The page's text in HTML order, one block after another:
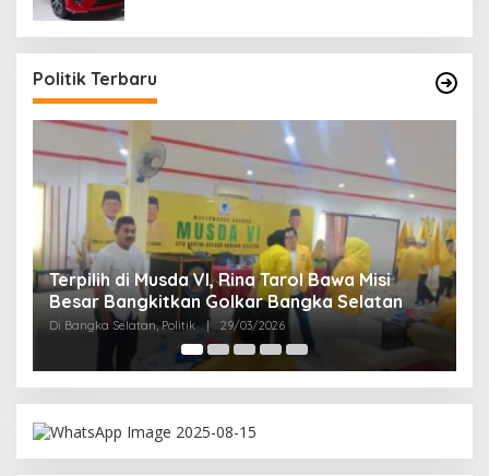
Politik Terbaru
Terpilih di Musda VI, Rina Tarol Bawa Misi
Besar Bangkitkan Golkar Bangka Selatan
Di Bangka Selatan, Politik | 29/03/2026